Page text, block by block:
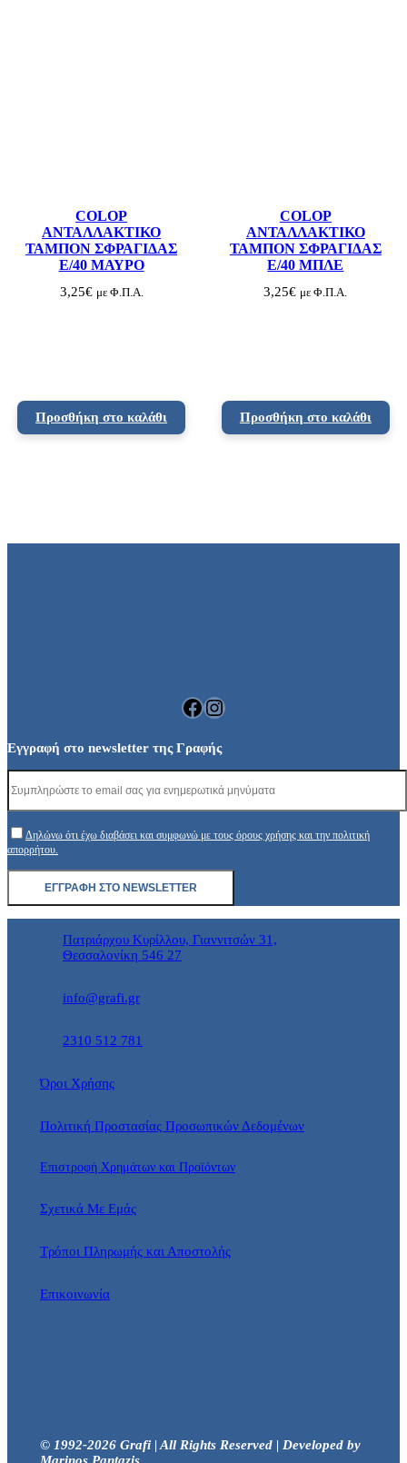
COLOP
ΑΝΤΑΛΛΑΚΤΙΚΟ
ΤΑΜΠΟΝ ΣΦΡΑΓΙΔΑΣ
E/40 ΜΑΥΡΟ
3,25€ με Φ.Π.Α.
Προσθήκη στο καλάθι
COLOP
ΑΝΤΑΛΛΑΚΤΙΚΟ
ΤΑΜΠΟΝ ΣΦΡΑΓΙΔΑΣ
E/40 ΜΠΛΕ
3,25€ με Φ.Π.Α.
Προσθήκη στο καλάθι
Facebook
Instagram
Εγγραφή στο newsletter της Γραφής
Δηλώνω ότι έχω διαβάσει και συμφωνώ με τους όρους χρήσης και την πολιτική
απορρήτου.
Πατριάρχου Κυρίλλου, Γιαννιτσών 31,
Θεσσαλονίκη 546 27
info@grafi.gr
2310 512 781
Όροι Χρήσης
Πολιτική Προστασίας Προσωπικών Δεδομένων
Επιστροφή Χρημάτων και Προϊόντων
Σχετικά Με Εμάς
Τρόποι Πληρωμής και Αποστολής
Επικοινωνία
© 1992-2026 Grafi | All Rights Reserved | Developed by
Marinos Pantazis